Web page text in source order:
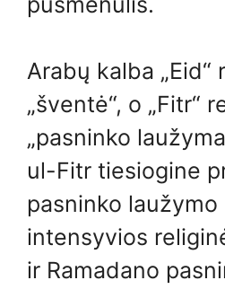
Arabų kalba „Eid“
„šventė“, o „Fitr“
„pasninko
ul-Fitr tiesiogine
pasninko
intensyvios
ir Ramadano